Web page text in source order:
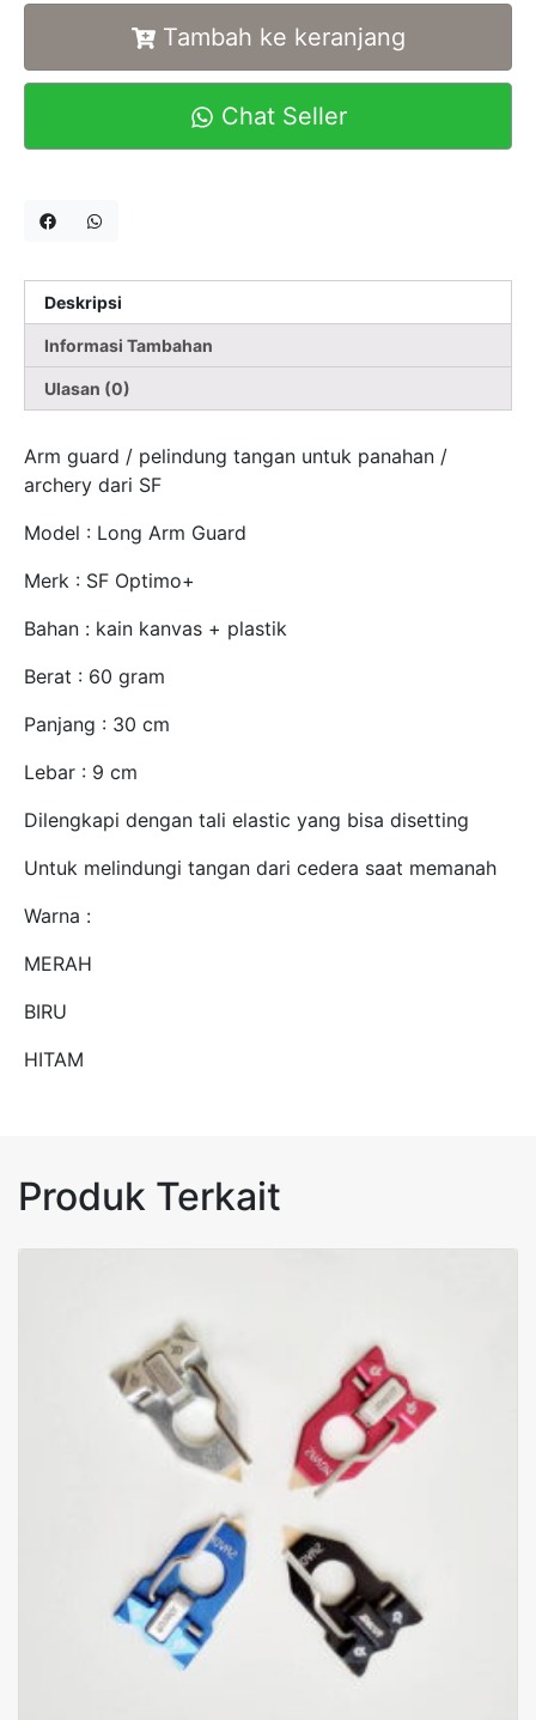
Tambah ke keranjang
Chat Seller
Deskripsi
Informasi Tambahan
Ulasan (0)
Arm guard / pelindung tangan untuk panahan /
archery dari SF
Model : Long Arm Guard
Merk : SF Optimo+
Bahan : kain kanvas + plastik
Berat : 60 gram
Panjang : 30 cm
Lebar : 9 cm
Dilengkapi dengan tali elastic yang bisa disetting
Untuk melindungi tangan dari cedera saat memanah
Warna :
MERAH
BIRU
HITAM
Produk Terkait